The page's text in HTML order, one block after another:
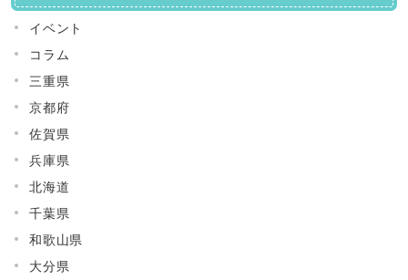
イベント
コラム
三重県
京都府
佐賀県
兵庫県
北海道
千葉県
和歌山県
大分県